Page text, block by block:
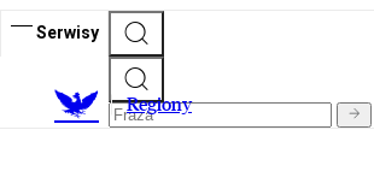
Serwisy
Regiony